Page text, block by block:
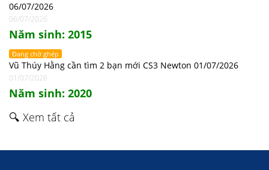
06/07/2026
06/07/2026
Năm sinh: 2015
Đang chờ ghép
Vũ Thúy Hằng cần tìm 2 bạn mới CS3 Newton 01/07/2026
01/07/2026
Năm sinh: 2020
🔍 Xem tất cả